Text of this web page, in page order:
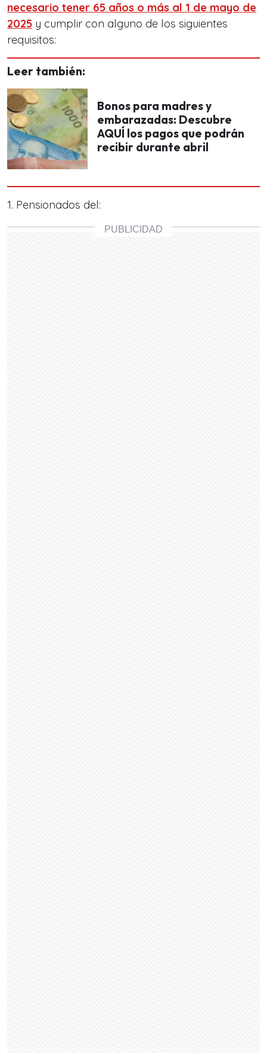
necesario tener 65 años o más al 1 de mayo de
2025 y cumplir con alguno de los siguientes
requisitos:
Leer también:
Bonos para madres y
embarazadas: Descubre
AQUÍ los pagos que podrán
recibir durante abril
1. Pensionados del: